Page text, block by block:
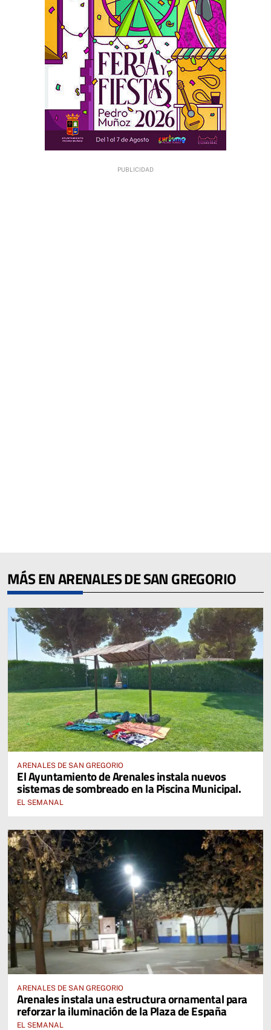
MÁS EN ARENALES DE SAN GREGORIO
ARENALES DE SAN GREGORIO
El Ayuntamiento de Arenales instala nuevos
sistemas de sombreado en la Piscina Municipal.
EL SEMANAL
ARENALES DE SAN GREGORIO
Arenales instala una estructura ornamental para
reforzar la iluminación de la Plaza de España
EL SEMANAL